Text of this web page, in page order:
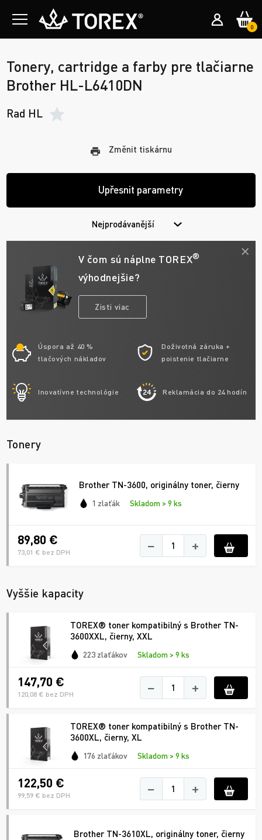
0
Tonery, cartridge a farby pre tlačiarne
Brother HL-L6410DN
Rad HL
Změnit tiskárnu
Upřesnit parametry
Nejprodávanější
V čom sú náplne TOREX®
výhodnejšie?
Zisti viac
Úspora až 40 %
tlačových nákladov
Doživotná záruka +
poistenie tlačiarne
Inovatívne technológie Reklamácia do 24 hodín
Tonery
Brother TN-3600, originálny toner, čierny
1 zlaťák Skladom > 9 ks
89,80 €
73,01 € bez DPH − +
Vyššie kapacity
TOREX® toner kompatibilný s Brother TN-
3600XXL, čierny, XXL
223 zlaťákov Skladom > 9 ks
147,70 €
120,08 € bez DPH − +
TOREX® toner kompatibilný s Brother TN-
3600XL, čierny, XL
176 zlaťákov Skladom > 9 ks
122,50 €
99,59 € bez DPH − +
Brother TN-3610XL, originálny toner, čierny